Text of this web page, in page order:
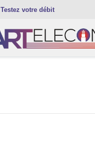
Testez votre débit